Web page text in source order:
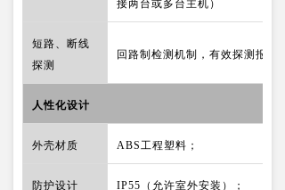
接两台或多台主机）
短路、断线
探测
回路制检测机制，有效探测报警
人性化设计
外壳材质 ABS工程塑料；
防护设计 IP55（允许室外安装）；